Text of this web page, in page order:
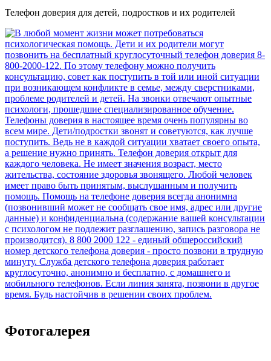
Телефон доверия для детей, подростков и их родителей
Фотогалерея